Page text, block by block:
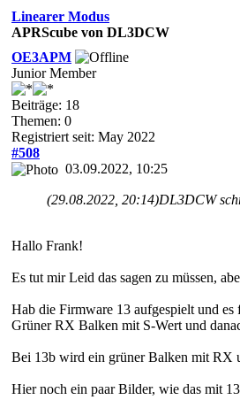
Linearer Modus
APRScube von DL3DCW
OE3APM
Junior Member
Beiträge: 18
Themen: 0
Registriert seit: May 2022
#508
03.09.2022, 10:25
(29.08.2022, 20:14)DL3DCW
Hallo Frank!
Es tut mir Leid das sagen zu müssen,
Hab die Firmware 13 aufgespielt und es
Grüner RX Balken mit S-Wert und
Bei 13b wird ein grüner Balken mit RX
Hier noch ein paar Bilder, wie das mit